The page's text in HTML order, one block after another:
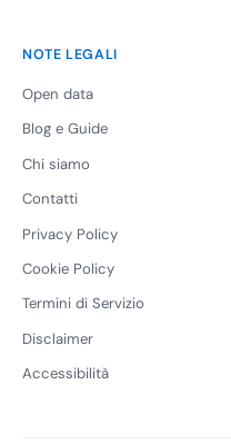
NOTE LEGALI
Open data
Blog e Guide
Chi siamo
Contatti
Privacy Policy
Cookie Policy
Termini di Servizio
Disclaimer
Accessibilità